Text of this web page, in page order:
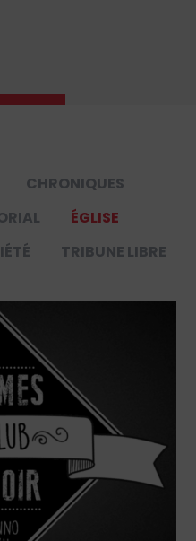
CHRONIQUES
ÉGLISE
TRIBUNE LIBRE